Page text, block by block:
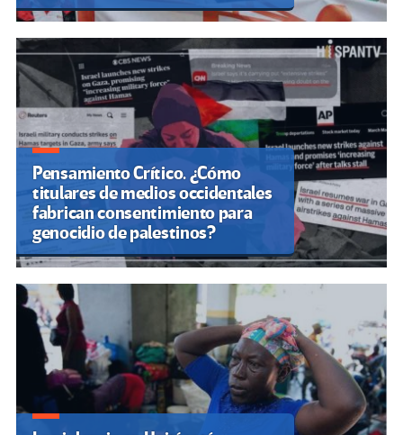
Pensamiento Crítico. ¿Cómo
titulares de medios occidentales
fabrican consentimiento para
genocidio de palestinos?